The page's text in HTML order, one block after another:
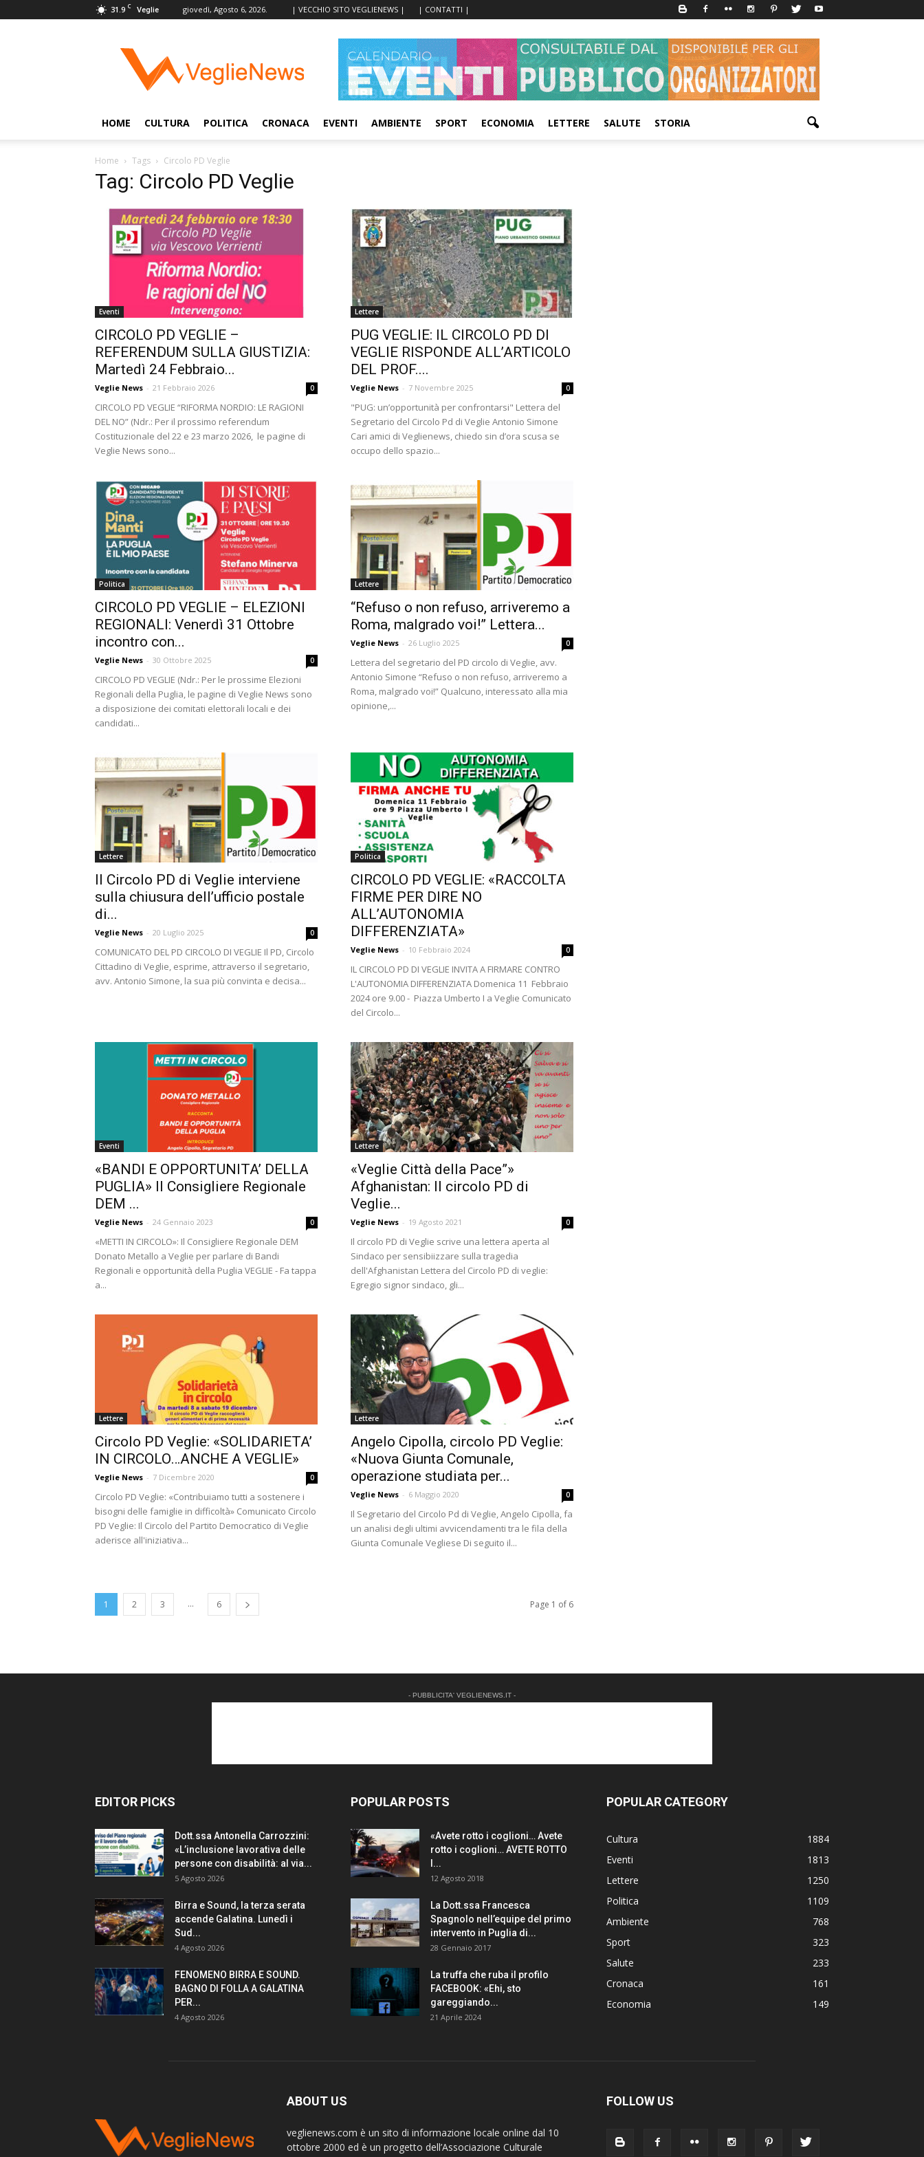
31.9 C Veglie giovedì, Agosto 6, 2026. | VECCHIO SITO VEGLIENEWS | | CONTATTI |
VeglieNews
Veglie
nel
HOME
CULTURA POLITICA CRONACA EVENTI AMBIENTE SPORT ECONOMIA LETTERE SALUTE STORIA
Home Tags Circolo PD Veglie
Tag: Circolo PD Veglie
Eventi
CIRCOLO PD VEGLIE –
REFERENDUM SULLA GIUSTIZIA:
Martedì 24 Febbraio...
Veglie News - 21 Febbraio 2026 0
CIRCOLO PD VEGLIE “RIFORMA NORDIO: LE RAGIONI
DEL NO” (Ndr.: Per il prossimo referendum
Costituzionale del 22 e 23 marzo 2026, le pagine di
Veglie News sono...
Lettere
PUG VEGLIE: IL CIRCOLO PD DI
VEGLIE RISPONDE ALL’ARTICOLO
DEL PROF....
Veglie News - 7 Novembre 2025 0
"PUG: un’opportunità per confrontarsi" Lettera del
Segretario del Circolo Pd di Veglie Antonio Simone
Cari amici di Veglienews, chiedo sin d’ora scusa se
occupo dello spazio...
Politica
CIRCOLO PD VEGLIE – ELEZIONI
REGIONALI: Venerdì 31 Ottobre
incontro con...
Veglie News - 30 Ottobre 2025 0
CIRCOLO PD VEGLIE (Ndr.: Per le prossime Elezioni
Regionali della Puglia, le pagine di Veglie News sono
a disposizione dei comitati elettorali locali e dei
candidati...
Lettere
“Refuso o non refuso, arriveremo a
Roma, malgrado voi!” Lettera...
Veglie News - 26 Luglio 2025 0
Lettera del segretario del PD circolo di Veglie, avv.
Antonio Simone “Refuso o non refuso, arriveremo a
Roma, malgrado voi!” Qualcuno, interessato alla mia
opinione,...
Lettere
Il Circolo PD di Veglie interviene
sulla chiusura dell’ufficio postale
di...
Veglie News - 20 Luglio 2025 0
COMUNICATO DEL PD CIRCOLO DI VEGLIE Il PD, Circolo
Cittadino di Veglie, esprime, attraverso il segretario,
avv. Antonio Simone, la sua più convinta e decisa...
Politica
CIRCOLO PD VEGLIE: «RACCOLTA
FIRME PER DIRE NO
ALL’AUTONOMIA
DIFFERENZIATA»
Veglie News - 10 Febbraio 2024 0
IL CIRCOLO PD DI VEGLIE INVITA A FIRMARE CONTRO
L'AUTONOMIA DIFFERENZIATA Domenica 11 Febbraio
2024 ore 9.00 - Piazza Umberto I a Veglie Comunicato
del Circolo...
Eventi
«BANDI E OPPORTUNITA’ DELLA
PUGLIA» Il Consigliere Regionale
DEM ...
Veglie News - 24 Gennaio 2023 0
«METTI IN CIRCOLO»: Il Consigliere Regionale DEM
Donato Metallo a Veglie per parlare di Bandi
Regionali e opportunità della Puglia VEGLIE - Fa tappa
a...
Lettere
«Veglie Città della Pace”»
Afghanistan: Il circolo PD di
Veglie...
Veglie News - 19 Agosto 2021 0
Il circolo PD di Veglie scrive una lettera aperta al
Sindaco per sensibiizzare sulla tragedia
dell'Afghanistan Lettera del Circolo PD di veglie:
Egregio signor sindaco, gli...
Lettere
Circolo PD Veglie: «SOLIDARIETA’
IN CIRCOLO…ANCHE A VEGLIE»
Veglie News - 7 Dicembre 2020 0
Circolo PD Veglie: «Contribuiamo tutti a sostenere i
bisogni delle famiglie in difficoltà» Comunicato Circolo
PD Veglie: Il Circolo del Partito Democratico di Veglie
aderisce all'iniziativa...
Lettere
Angelo Cipolla, circolo PD Veglie:
«Nuova Giunta Comunale,
operazione studiata per...
Veglie News - 6 Maggio 2020 0
Il Segretario del Circolo Pd di Veglie, Angelo Cipolla, fa
un analisi degli ultimi avvicendamenti tra le fila della
Giunta Comunale Vegliese Di seguito il...
1 2 3 ... 6 Page 1 of 6
- PUBBLICITA' VEGLIENEWS.IT -
EDITOR PICKS
Dott.ssa Antonella Carrozzini:
«L’inclusione lavorativa delle
persone con disabilità: al via...
5 Agosto 2026
Birra e Sound, la terza serata
accende Galatina. Lunedì i
Sud...
4 Agosto 2026
FENOMENO BIRRA E SOUND.
BAGNO DI FOLLA A GALATINA
PER...
4 Agosto 2026
POPULAR POSTS
«Avete rotto i coglioni… Avete
rotto i coglioni… AVETE ROTTO
I...
12 Agosto 2018
La Dott.ssa Francesca
Spagnolo nell’equipe del primo
intervento in Puglia di...
28 Gennaio 2017
La truffa che ruba il profilo
FACEBOOK: «Ehi, sto
gareggiando...
21 Aprile 2024
POPULAR CATEGORY
Cultura
1884
Eventi
1813
Lettere
1250
Politica
1109
Ambiente
768
Sport
323
Salute
233
Cronaca
161
Economia
149
ABOUT US
veglienews.com è un sito di informazione locale online dal 10
ottobre 2000 ed è un progetto dell’Associazione Culturale
FOLLOW US